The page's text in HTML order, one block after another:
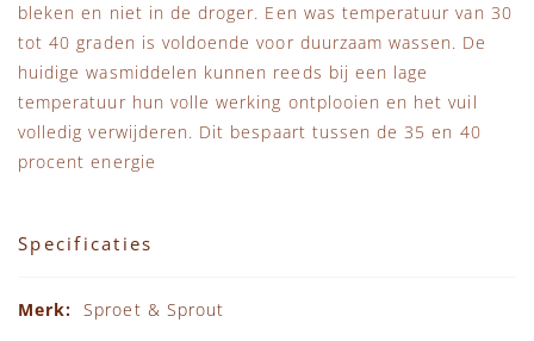
bleken en niet in de droger. Een was temperatuur van 30
tot 40 graden is voldoende voor duurzaam wassen. De
huidige wasmiddelen kunnen reeds bij een lage
temperatuur hun volle werking ontplooien en het vuil
volledig verwijderen. Dit bespaart tussen de 35 en 40
procent energie
Specificaties
Sproet & Sprout